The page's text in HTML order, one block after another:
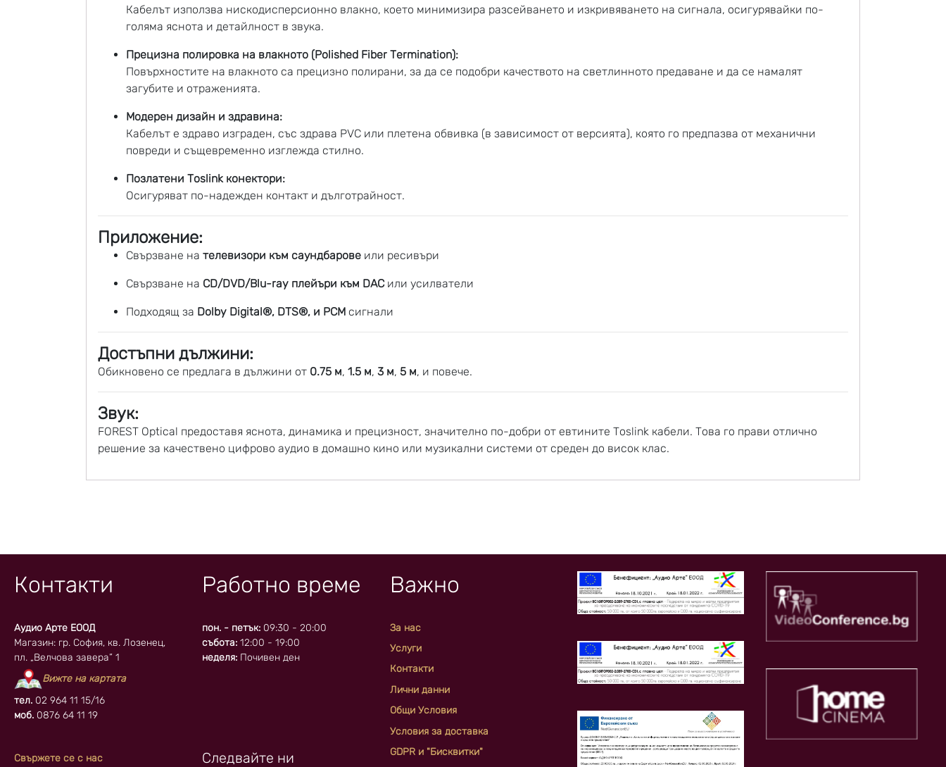
Кабелът използва нискодисперсионно влакно, което минимизира разсейването и изкривяването на сигнала, осигурявайки по-
голяма яснота и детайлност в звука.
Прецизна полировка на влакното (Polished Fiber Termination):
Повърхностите на влакното са прецизно полирани, за да се подобри качеството на светлинното предаване и да се намалят
загубите и отраженията.
Модерен дизайн и здравина:
Кабелът е здраво изграден, със здрава PVC или плетена обвивка (в зависимост от версията), която го предпазва от механични
повреди и същевременно изглежда стилно.
Позлатени Toslink конектори:
Осигуряват по-надежден контакт и дълготрайност.
Приложение:
Свързване на телевизори към саундбарове или ресивъри
Свързване на CD/DVD/Blu-ray плейъри към DACили усилватели
Подходящ за Dolby Digital®, DTS®, и PCM сигнали
Достъпни дължини:
Обикновено се предлага в дължини от 0.75 м, 1.5 м, 3 м, 5 м, и повече.
Звук:
FOREST Optical предоставя яснота, динамика и прецизност, значително по-добри от евтините Toslink кабели. Това го прави отлично
решение за качествено цифрово аудио в домашно кино или музикални системи от среден до висок клас.
Контакти
Аудио Арте ЕООД
Магазин: гр. София, кв. Лозенец,
пл. „Велчова завера” 1
Вижте на картата
тел. 02 964 11 15/16
моб. 0876 64 11 19
Свържете се с нас
Работно време
пон. - петък:09:30 - 20:00
събота:12:00 - 19:00
неделя:Почивен ден
Следвайте ни
Важно
За нас
Услуги
Контакти
Лични данни
Общи Условия
Условия за доставка
GDPR и "Бисквитки"